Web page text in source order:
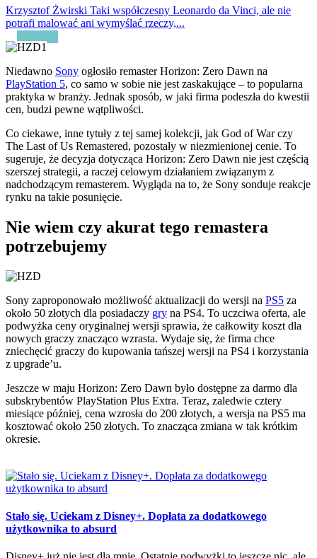
Krzysztof Żwirski Taki współczesny Leonardo da Vinci, ale nie
potrafi malować ani wymyślać rzeczy,...
Niedawno Sony ogłosiło remaster Horizon: Zero Dawn na
PlayStation 5, co samo w sobie nie jest zaskakujące – to popularna
praktyka w branży. Jednak sposób, w jaki firma podeszła do kwestii
cen, budzi pewne wątpliwości.
Co ciekawe, inne tytuły z tej samej kolekcji, jak God of War czy
The Last of Us Remastered, pozostały w niezmienionej cenie. To
sugeruje, że decyzja dotycząca Horizon: Zero Dawn nie jest częścią
szerszej strategii, a raczej celowym działaniem związanym z
nadchodzącym remasterem. Wygląda na to, że Sony sonduje reakcje
rynku na takie posunięcie.
Nie wiem czy akurat tego remastera
potrzebujemy
Sony zaproponowało możliwość aktualizacji do wersji na PS5 za
około 50 złotych dla posiadaczy gry na PS4. To uczciwa oferta, ale
podwyżka ceny oryginalnej wersji sprawia, że całkowity koszt dla
nowych graczy znacząco wzrasta. Wydaje się, że firma chce
zniechęcić graczy do kupowania tańszej wersji na PS4 i korzystania
z upgrade’u.
Jeszcze w maju Horizon: Zero Dawn było dostępne za darmo dla
subskrybentów PlayStation Plus Extra. Teraz, zaledwie cztery
miesiące później, cena wzrosła do 200 złotych, a wersja na PS5 ma
kosztować około 250 złotych. To znacząca zmiana w tak krótkim
okresie.
Stało się. Uciekam z Disney+. Dopłata za dodatkowego
użytkownika to absurd